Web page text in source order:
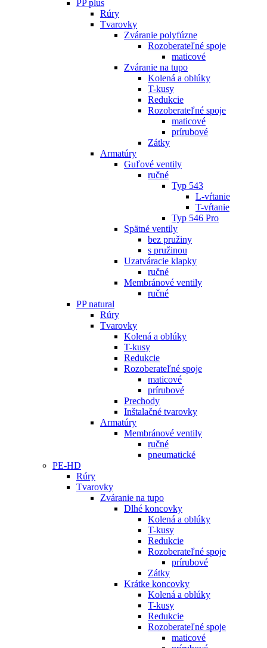
PP plus
Rúry
Tvarovky
Zváranie polyfúzne
Rozoberateľné spoje
maticové
Zváranie na tupo
Kolená a oblúky
T-kusy
Redukcie
Rozoberateľné spoje
maticové
prírubové
Zátky
Armatúry
Guľové ventily
ručné
Typ 543
L-vŕtanie
T-vŕtanie
Typ 546 Pro
Spätné ventily
bez pružiny
s pružinou
Uzatváracie klapky
ručné
Membránové ventily
ručné
PP natural
Rúry
Tvarovky
Kolená a oblúky
T-kusy
Redukcie
Rozoberateľné spoje
maticové
prírubové
Prechody
Inštalačné tvarovky
Armatúry
Membránové ventily
ručné
pneumatické
PE-HD
Rúry
Tvarovky
Zváranie na tupo
Dlhé koncovky
Kolená a oblúky
T-kusy
Redukcie
Rozoberateľné spoje
prírubové
Zátky
Krátke koncovky
Kolená a oblúky
T-kusy
Redukcie
Rozoberateľné spoje
maticové